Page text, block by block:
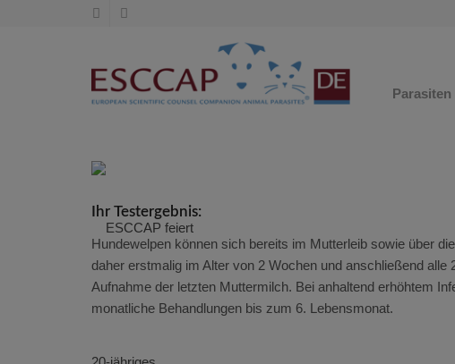
Parasiten
Ihr Testergebnis:
Hundewelpen können sich bereits im Mutterleib sowie über
daher erstmalig im Alter von 2 Wochen und anschließend
Aufnahme der letzten Muttermilch. Bei anhaltend erhöhtem
monatliche Behandlungen bis zum 6. Lebensmonat.